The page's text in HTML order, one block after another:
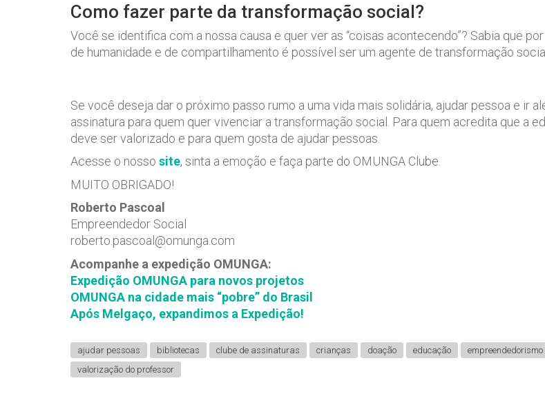
Como fazer parte da transformação social?
Você se identifica com a nossa causa e quer ver as “coisas acontecendo”? Sabia que
de humanidade e de compartilhamento é possível ser um agente de transformação
Se você deseja dar o próximo passo rumo a uma vida mais solidária, ajudar pessoa e ir
assinatura para quem quer vivenciar a transformação social. Para quem acredita que a
deve ser valorizado e para quem gosta de ajudar pessoas.
Acesse o nosso site, sinta a emoção e faça parte do OMUNGA Clube.
MUITO OBRIGADO!
Roberto Pascoal
Empreendedor Social
roberto.pascoal@omunga.com
Acompanhe a expedição OMUNGA:
Expedição OMUNGA para novos projetos
OMUNGA na cidade mais “pobre” do Brasil
Após Melgaço, expandimos a Expedição!
ajudar pessoas bibliotecas clube de assinaturas crianças doação educação empreendedorismo
valorização do professor